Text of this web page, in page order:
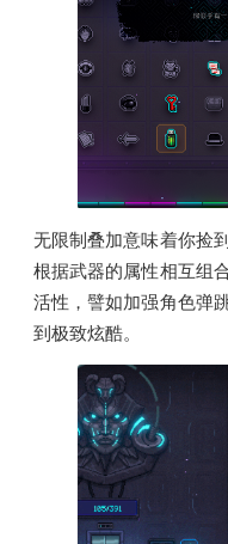
无限制叠加意味着你捡
根据武器的属性相互组
活性，譬如加强角色弹
到极致炫酷。